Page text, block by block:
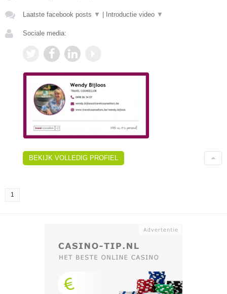
Laatste facebook posts ▼ Introductie video ▼
Sociale media:
BEKIJK VOLLEDIG PROFIEL
1